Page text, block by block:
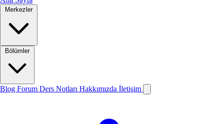
Merkezler
Bölümler
Blog Forum Ders Notları Hakkımızda İletişim